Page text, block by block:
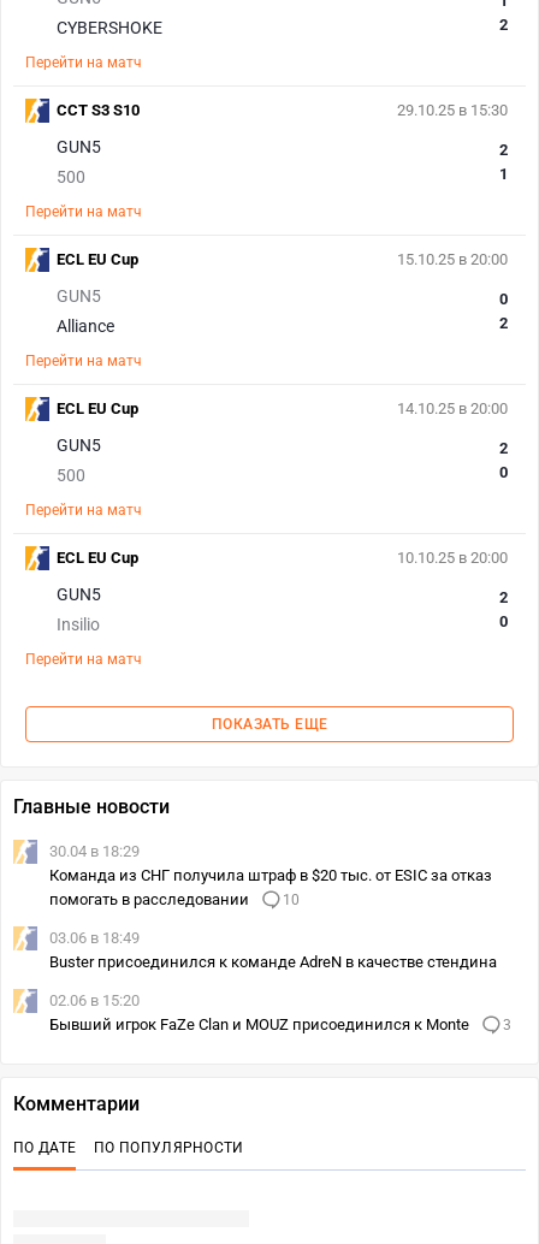
CYBERSHOKE
2
Перейти на матч
29.10.25 в 15:30
GUN5
500
2
1
Перейти на матч
CCT S3 S10
15.10.25 в 20:00
GUN5
Alliance
0
2
Перейти на матч
ECL EU Cup
14.10.25 в 20:00
GUN5
500
2
0
Перейти на матч
ECL EU Cup
10.10.25 в 20:00
GUN5
Insilio
2
0
Перейти на матч
ECL EU Cup
ПОКАЗАТЬ ЕЩЕ
Главные новости
30.04 в 18:29
Команда из СНГ получила штраф в $20 тыс. от ESIC за отказ
помогать в расследовании
10
03.06 в 18:49
Buster присоединился к команде AdreN в качестве стендина
02.06 в 15:20
Бывший игрок FaZe Clan и MOUZ присоединился ⁠к Monte
3
Комментарии
ПО ДАТЕ ПО ПОПУЛЯРНОСТИ